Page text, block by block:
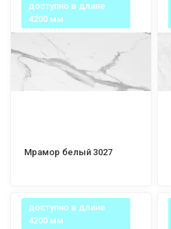
доступно в длине
4200 мм
Мрамор белый 3027
доступно в длине
4200 мм